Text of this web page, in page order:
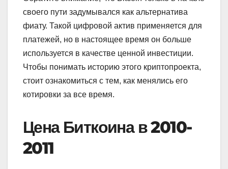
своего пути задумывался как альтернатива
фиату. Такой цифровой актив применяется для
платежей, но в настоящее время он больше
используется в качестве ценной инвестиции.
Чтобы понимать историю этого криптопроекта,
стоит ознакомиться с тем, как менялись его
котировки за все время.
Цена Биткоина в 2010-
2011